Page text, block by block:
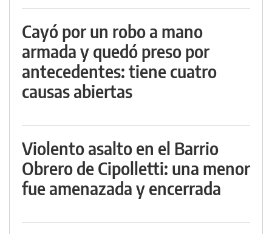
Cayó por un robo a mano
armada y quedó preso por
antecedentes: tiene cuatro
causas abiertas
Violento asalto en el Barrio
Obrero de Cipolletti: una menor
fue amenazada y encerrada